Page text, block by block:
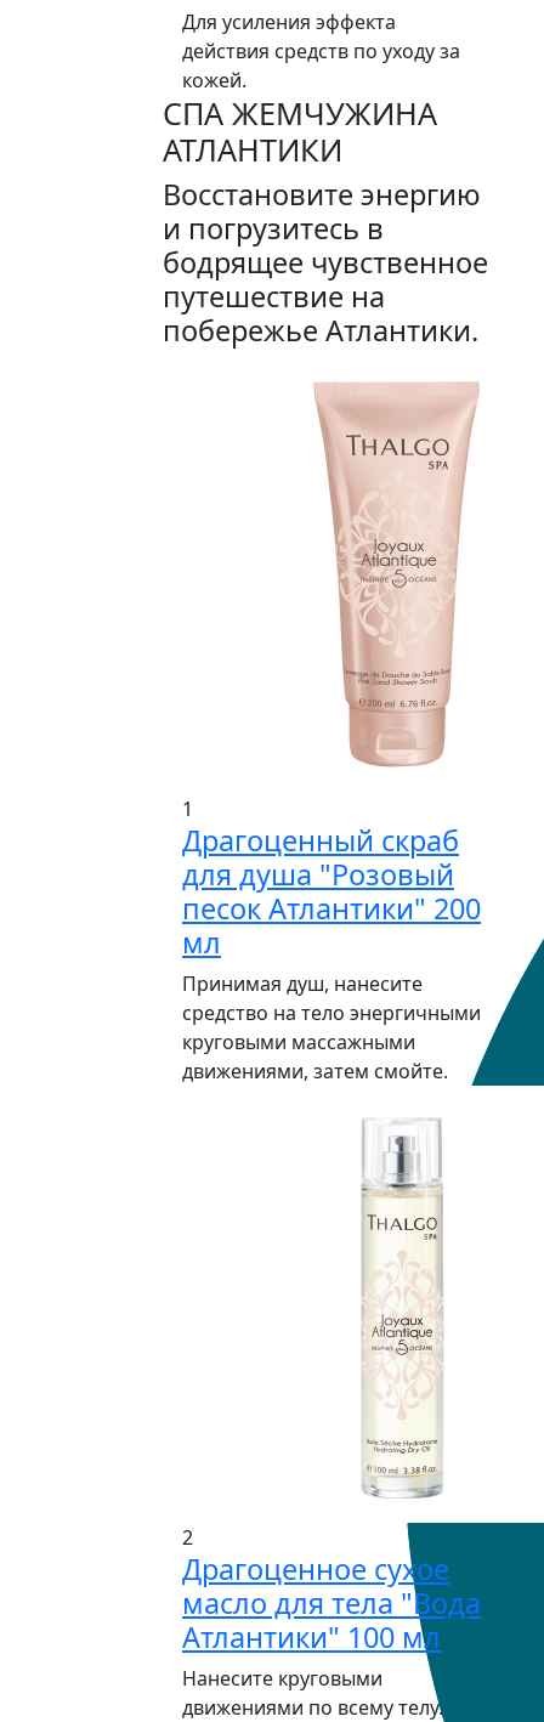
Для усиления эффекта
действия средств по уходу за
кожей.
СПА ЖЕМЧУЖИНА
АТЛАНТИКИ
Восстановите энергию
и погрузитесь в
бодрящее чувственное
путешествие на
побережье Атлантики.
1
Драгоценный скраб
для душа "Розовый
песок Атлантики" 200
мл
Принимая душ, нанесите
средство на тело энергичными
круговыми массажными
движениями, затем смойте.
2
Драгоценное сухое
масло для тела "Вода
Атлантики" 100 мл
Нанесите круговыми
движениями по всему телу.